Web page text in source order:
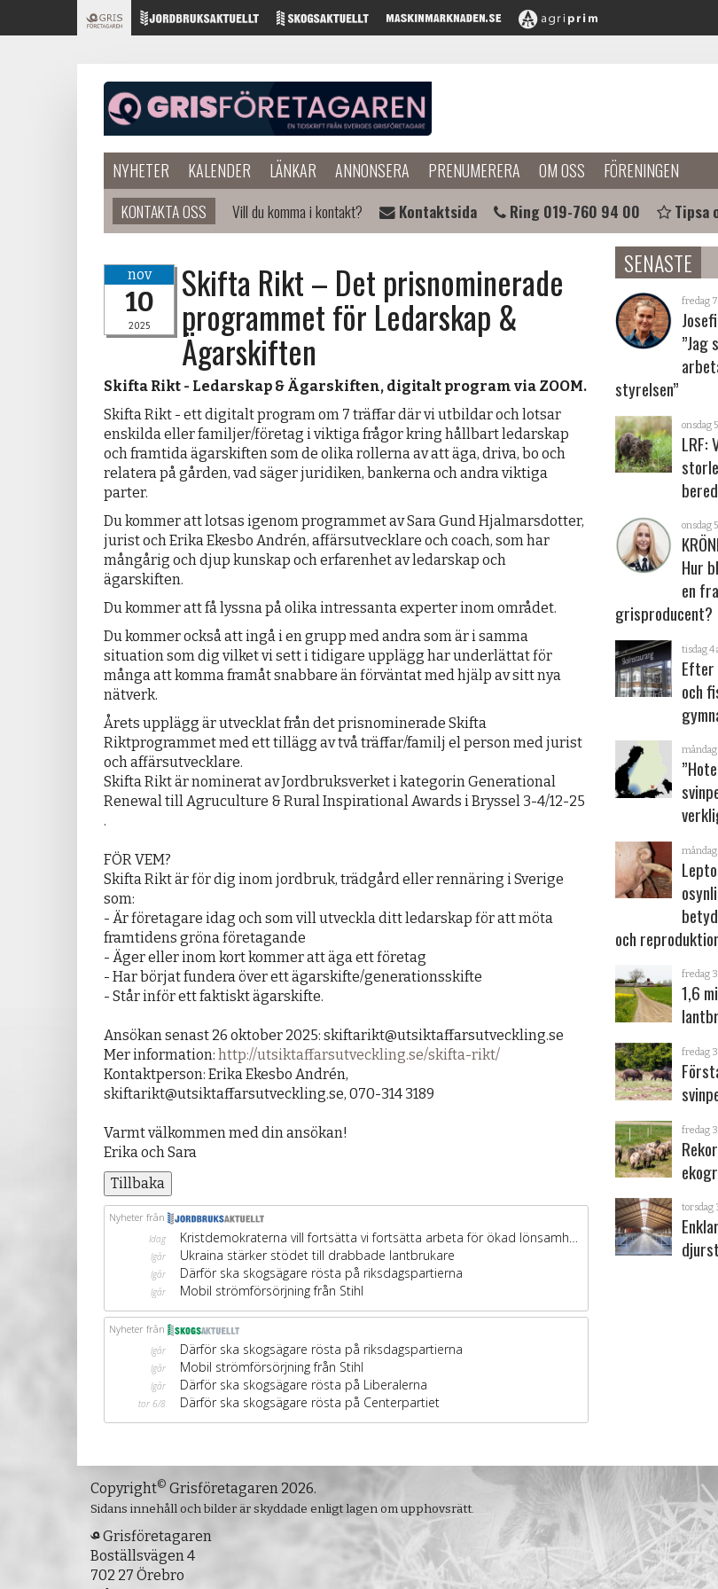
NYHETER KALENDER LÄNKAR ANNONSERA PRENUMERERA OM OSS
FÖRENINGEN
KONTAKTA OSS
Vill du komma i kontakt? Kontaktsida Ring 019-760 94 00 Tipsa
nov
10
2025
Skifta Rikt – Det prisnominerade
programmet för Ledarskap &
Ägarskiften
Skifta Rikt - Ledarskap & Ägarskiften, digitalt program via ZOOM.
Skifta Rikt - ett digitalt program om 7 träffar där vi utbildar och lotsar
enskilda eller familjer/företag i viktiga frågor kring hållbart ledarskap
och framtida ägarskiften som de olika rollerna av att äga, driva, bo och
relatera på gården, vad säger juridiken, bankerna och andra viktiga
parter.
Du kommer att lotsas igenom programmet av Sara Gund Hjalmarsdotter,
jurist och Erika Ekesbo Andrén, affärsutvecklare och coach, som har
mångårig och djup kunskap och erfarenhet av ledarskap och
ägarskiften.
Du kommer att få lyssna på olika intressanta experter inom området.
Du kommer också att ingå i en grupp med andra som är i samma
situation som dig vilket vi sett i tidigare upplägg har underlättat för
många att komma framåt snabbare än förväntat med hjälp av sitt nya
nätverk.
Årets upplägg är utvecklat från det prisnominerade Skifta
Riktprogrammet med ett tillägg av två träffar/familj el person med jurist
och affärsutvecklare.
Skifta Rikt är nominerat av Jordbruksverket i kategorin Generational
Renewal till Agruculture & Rural Inspirational Awards i Bryssel 3-4/12-25
.
FÖR VEM?
Skifta Rikt är för dig inom jordbruk, trädgård eller rennäring i Sverige
som:
- Är företagare idag och som vill utveckla ditt ledarskap för att möta
framtidens gröna företagande
- Äger eller inom kort kommer att äga ett företag
- Har börjat fundera över ett ägarskifte/generationsskifte
- Står inför ett faktiskt ägarskifte.
Ansökan senast 26 oktober 2025: skiftarikt@utsiktaffarsutveckling.se
Mer information: http://utsiktaffarsutveckling.se/skifta-rikt/
Kontaktperson: Erika Ekesbo Andrén,
skiftarikt@utsiktaffarsutveckling.se, 070-314 3189
Varmt välkommen med din ansökan!
Erika och Sara
Tillbaka
SENASTE
fredag
”Jag
styrelsen”
onsdag
LRF:
onsdag
Hur
en
grisproducent?
tisdag 4
och
och
fredag
1,6
fredag
fredag
torsdag
Copyright© Grisföretagaren 2026.
Sidans innehåll och bilder är skyddade enligt lagen om upphovsrätt.
Grisföretagaren
Boställsvägen 4
702 27 Örebro